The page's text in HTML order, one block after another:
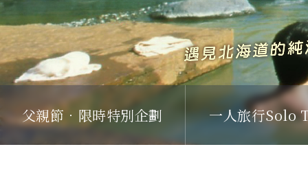
父親節．限時特別企劃 一人旅行Solo